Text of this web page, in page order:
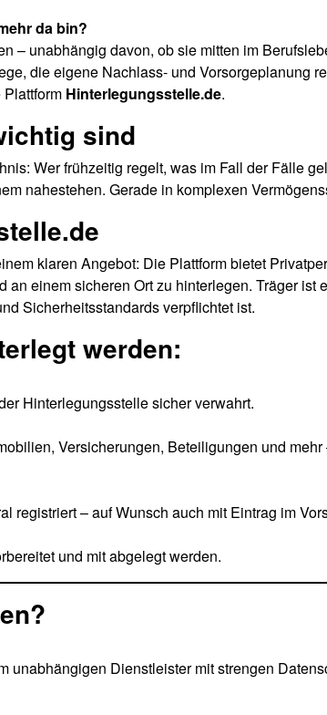
da bin?
– unabhängig davon, ob sie mitten im
die eigene Nachlass- und Vorsorgeplanung
Hinterlegungsstelle.de.
sind
Wer frühzeitig regelt, was im Fall der Fälle
nahestehen. Gerade in komplexen
klaren Angebot: Die Plattform bietet
einem sicheren Ort zu hinterlegen. Träger ist
Sicherheitsstandards verpflichtet ist.
werden:
Hinterlegungsstelle sicher verwahrt.
Versicherungen, Beteiligungen und
registriert – auf Wunsch auch mit Eintrag im
und mit abgelegt werden.
Dienstleister mit strengen